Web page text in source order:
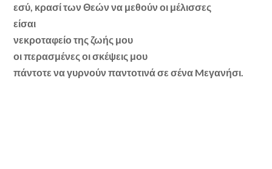
εσύ, κρασί των Θεών να μεθούν οι μέλισσες
είσαι
νεκροταφείο της ζωής μου
οι περασμένες οι σκέψεις μου
πάντοτε να γυρνούν παντοτινά σε σένα Mεγανήσι.